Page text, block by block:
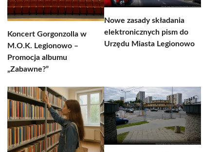
Koncert Gorgonzolla w
M.O.K. Legionowo –
Promocja albumu
„Zabawne?”
Nowe zasady składania
elektronicznych pism do
Urzędu Miasta Legionowo